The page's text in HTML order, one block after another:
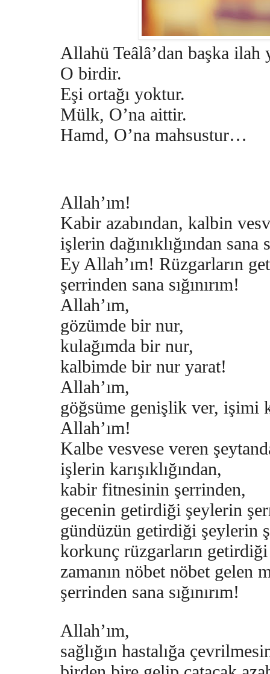
Allahü Teâlâ’dan başka ilah
O birdir.
Eşi ortağı yoktur.
Mülk, O’na aittir.
Hamd, O’na mahsustur…
Allah’ım!
Kabir azabından, kalbin
işlerin dağınıklığından sana
Ey Allah’ım! Rüzgarların
şerrinden sana sığınırım!
Allah’ım,
gözümde bir nur,
kulağımda bir nur,
kalbimde bir nur yarat!
Allah’ım,
göğsüme genişlik ver, işimi
Allah’ım!
Kalbe vesvese veren
işlerin karışıklığından,
kabir fitnesinin şerrinden,
gecenin getirdiği şeylerin
gündüzün getirdiği şeylerin
korkunç rüzgarların
zamanın nöbet nöbet gelen
şerrinden sana sığınırım!
Allah’ım,
sağlığın hastalığa